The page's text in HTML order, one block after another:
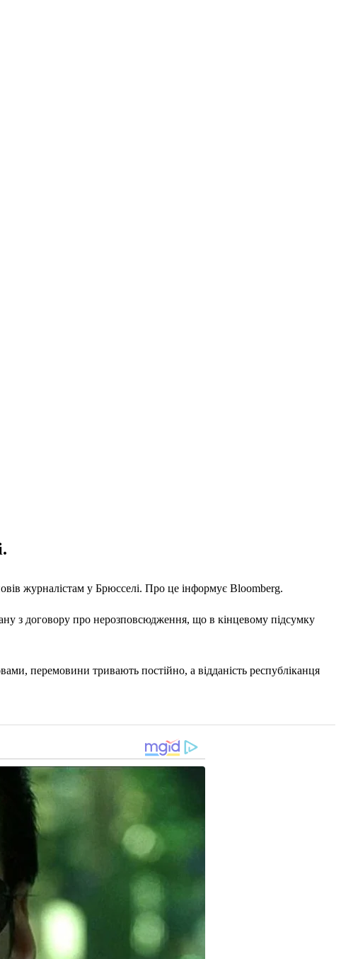
журналістам у Брюсселі. Про це інформує Bloomberg.
з договору про нерозповсюдження, що в кінцевому підсумку
перемовини тривають постійно, а відданість республіканця